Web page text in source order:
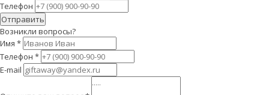
Телефон
Отправить
Возникли вопросы?
Имя *
Телефон *
E-mail